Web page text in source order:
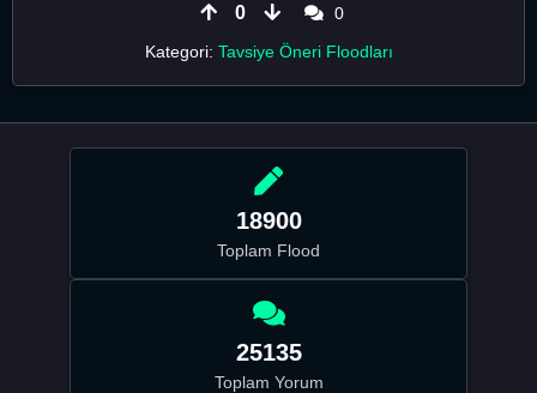
0
0
Kategori: Tavsiye Öneri Floodları
18900
Toplam Flood
25135
Toplam Yorum